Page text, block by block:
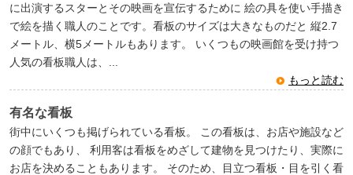
に出演するスターとその映画を宣伝するために 絵の具を使い手描き
で絵を描く職人のことです。看板のサイズは大きなものだと 縦2.7
メートル、横5メートルもあります。 いくつもの映画館を受け持つ
人気の看板職人は、...
もっと読む
有名な看板
街中にいくつも掲げられている看板。 この看板は、お店や施設など
の顔でもあり、 利用客は看板をめざして建物を見つけたり、実際に
お店を決めることもあります。 そのため、目立つ看板・目を引く看